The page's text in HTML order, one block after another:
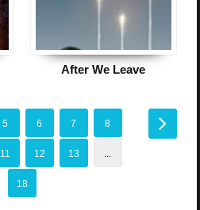
After We Leave
5 6 7 8
11 12 13 ...
18